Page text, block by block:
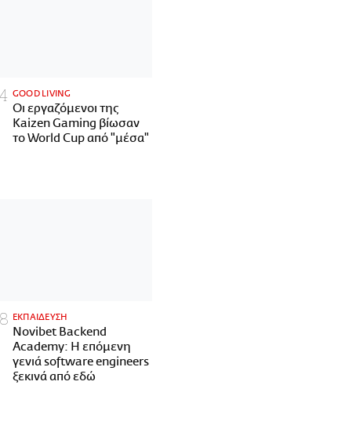
GOOD LIVING
Οι εργαζόμενοι της
Kaizen Gaming βίωσαν
το World Cup από "μέσα"
ΕΚΠΑΙΔΕΥΣΗ
Novibet Backend
Academy: Η επόμενη
γενιά software engineers
ξεκινά από εδώ